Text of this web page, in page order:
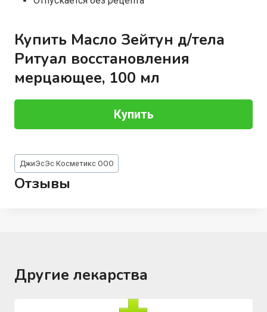
Купить Масло Зейтун д/тела
Ритуал восстановления
мерцающее, 100 мл
Купить
Метки
записи:
ДжиЭсЭс Косметикс ООО
Отзывы
Другие лекарства